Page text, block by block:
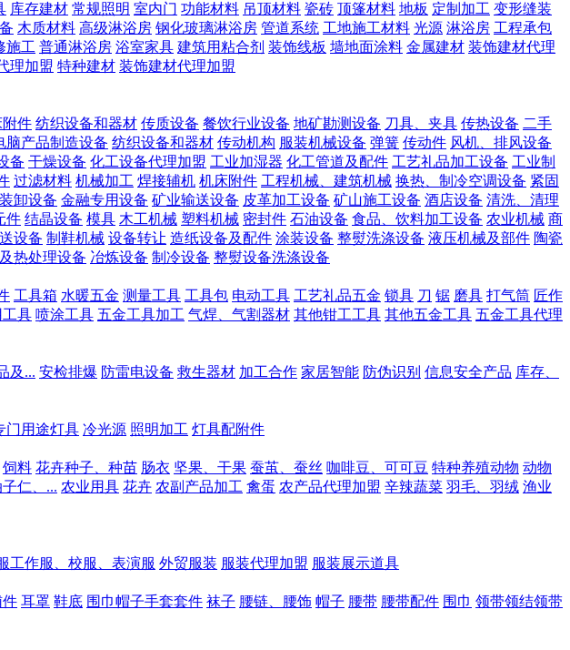
库存建材 常规照明 室内门 功能材料 吊顶材料 瓷砖 顶篷材料 地板 定制加工 变形缝装
木质材料 高级淋浴房 钢化玻璃淋浴房 管道系统 工地施工材料 光源 淋浴房 工程承包
施工 普通淋浴房 浴室家具 建筑用粘合剂 装饰线板 墙地面涂料 金属建材 装饰建材代理
理加盟 特种建材 装饰建材代理加盟
件 纺织设备和器材 传质设备 餐饮行业设备 地矿勘测设备 刀具、夹具 传热设备 二手
脑产品制造设备 纺织设备和器材 传动机构 服装机械设备 弹簧 传动件 风机、排风设备
备 干燥设备 化工设备代理加盟 工业加湿器 化工管道及配件 工艺礼品加工设备 工业制
过滤材料 机械加工 焊接辅机 机床附件 工程机械、建筑机械 换热、制冷空调设备 紧固
卸设备 金融专用设备 矿业输送设备 皮革加工设备 矿山施工设备 酒店设备 清洗、清理
件 结晶设备 模具 木工机械 塑料机械 密封件 石油设备 食品、饮料加工设备 农业机械 商
设备 制鞋机械 设备转让 造纸设备及配件 涂装设备 整熨洗涤设备 液压机械及部件 陶瓷
热处理设备 冶炼设备 制冷设备 整熨设备洗涤设备
工具箱 水暖五金 测量工具 工具包 电动工具 工艺礼品五金 锁具 刀 锯 磨具 打气筒 匠作
具 喷涂工具 五金工具加工 气焊、气割器材 其他钳工工具 其他五金工具 五金工具代理
及... 安检排爆 防雷电设备 救生器材 加工合作 家居智能 防伪识别 信息安全产品 库存、
门用途灯具 冷光源 照明加工 灯具配附件
饲料 花卉种子、种苗 肠衣 坚果、干果 蚕茧、蚕丝 咖啡豆、可可豆 特种养殖动物 动物
仁、... 农业用具 花卉 农副产品加工 禽蛋 农产品代理加盟 辛辣蔬菜 羽毛、羽绒 渔业
工作服、校服、表演服 外贸服装 服装代理加盟 服装展示道具
件 耳罩 鞋底 围巾帽子手套套件 袜子 腰链、腰饰 帽子 腰带 腰带配件 围巾 领带领结领带